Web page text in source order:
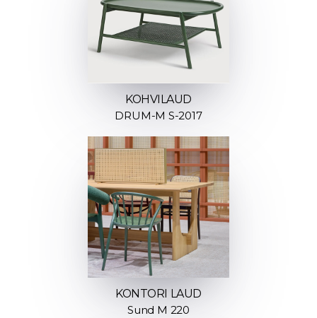
KOHVILAUD
DRUM-M S-2017
KONTORI LAUD
Sund M 220